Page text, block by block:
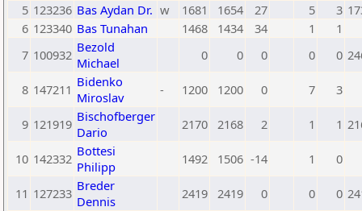
5 123236 Bas Aydan Dr. w 1681 1654 27 5 3
6 123340 Bas Tunahan 1468 1434 34 1
1
7 100932 Bezold
Michael
0 0 0 0 0
8 147211 Bidenko
Miroslav
- 1200 1200 0 7 3
9 121919 Bischofberger
Dario
2170 2168 2 1 1
10 142332 Bottesi
Philipp
1492 1506 -14 1 0
11 127233 Breder
Dennis
2419 2419 0 0 0